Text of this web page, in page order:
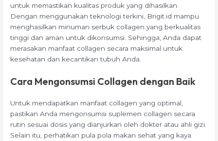
untuk memastikan kualitas produk yang dihasilkan.
Dengan menggunakan teknologi terkini, Brigit.id mampu
menghasilkan minuman serbuk collagen yang berkualitas
tinggi dan aman untuk dikonsumsi. Sehingga, Anda dapat
merasakan manfaat collagen secara maksimal untuk
kesehatan dan kecantikan tubuh Anda.
Cara Mengonsumsi Collagen dengan Baik
Untuk mendapatkan manfaat collagen yang optimal,
pastikan Anda mengonsumsi suplemen collagen secara
rutin sesuai dosis yang dianjurkan oleh dokter atau ahli gizi.
Selain itu, perhatikan pula pola makan sehat yang kaya